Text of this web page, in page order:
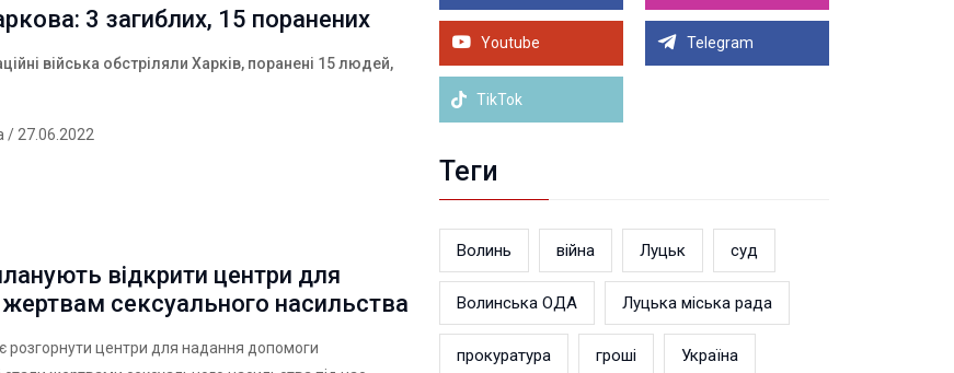
3 загиблих, 15 поранених
війська обстріляли Харків, поранені 15 людей,
/ 27.06.2022
відкрити центри для
сексуального насильства
розгорнути центри для надання допомоги
У Луцьку на 99,9% готовий новий Державний
ветеранський простір. ВІДЕО
Більше новин
Youtube Telegram
TikTok
Теги
Волинь війна Луцьк суд
Волинська ОДА Луцька міська рада
прокуратура гроші Україна